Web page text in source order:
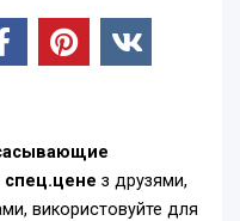
з друзями,
використовуйте для